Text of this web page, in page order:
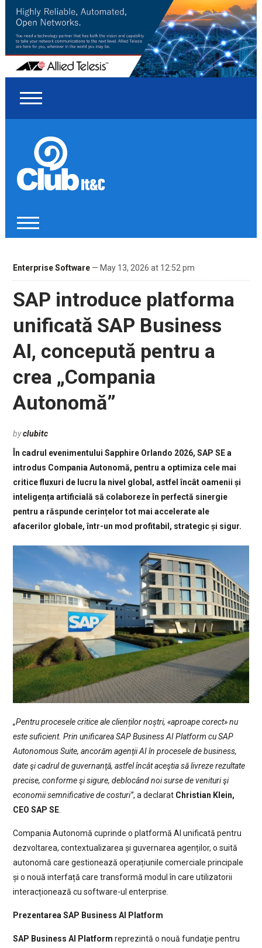
Enterprise Software— May 13, 2026 at 12:52 pm
SAP introduce platforma
unificată SAP Business
AI, concepută pentru a
crea „Compania
Autonomă”
byclubitc
În cadrul evenimentului Sapphire Orlando 2026, SAP SE a
introdus Compania Autonomă, pentru a optimiza cele mai
critice fluxuri de lucru la nivel global, astfel încât oamenii și
inteligența artificială să colaboreze în perfectă sinergie
pentru a răspunde cerințelor tot mai accelerate ale
afacerilor globale, într-un mod profitabil, strategic și sigur.
„Pentru procesele critice ale clienților noștri, «aproape corect» nu
este suficient. Prin unificarea SAP Business AI Platform cu SAP
Autonomous Suite, ancorăm agenţii AI în procesele de business,
date şi cadrul de guvernanţă, astfel încât aceştia să livreze rezultate
precise, conforme şi sigure, deblocând noi surse de venituri şi
economii semnificative de costuri”, a declarat Christian Klein,
CEO SAP SE.
Compania Autonomă cuprinde o platformă AI unificată pentru
dezvoltarea, contextualizarea și guvernarea agenților, o suită
autonomă care gestionează operațiunile comerciale principale
și o nouă interfață care transformă modul în care utilizatorii
interacționează cu software-ul enterprise.
Prezentarea SAP Business AI Platform
SAP Business AI Platform reprezintă o nouă fundaţie pentru